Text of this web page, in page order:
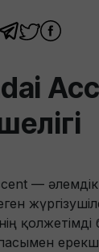
—